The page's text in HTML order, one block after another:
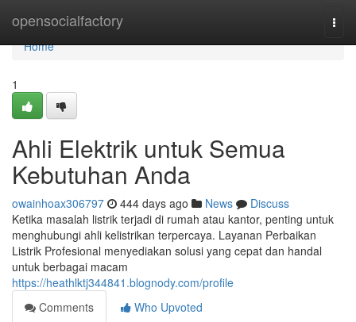
opensocialfactory
Home
Home
1
Ahli Elektrik untuk Semua
Kebutuhan Anda
owainhoax306797 444 days ago News
Discuss
Ketika masalah listrik terjadi di rumah atau kantor, penting untuk
menghubungi ahli kelistrikan terpercaya. Layanan Perbaikan
Listrik Profesional menyediakan solusi yang cepat dan handal
untuk berbagai macam
https://heathlktj344841.blognody.com/profile
Comments
Who Upvoted